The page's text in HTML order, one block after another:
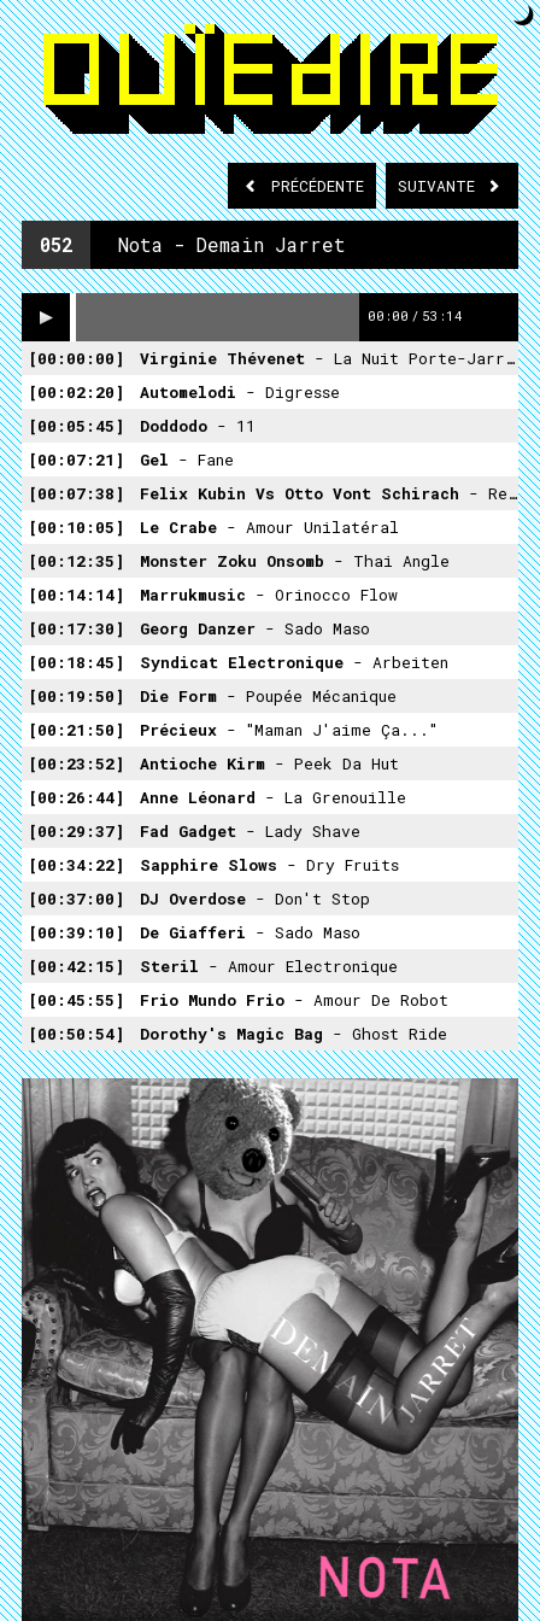
PRÉCÉDENTE SUIVANTE
052 Nota - Demain Jarret
00:00 / 53:14
00:00:00 Virginie Thévenet - La Nuit Porte-Jarretelles
00:02:20
Automelodi - Digresse
00:05:45
Doddodo - 11
00:07:21
Gel - Fane
00:07:38
Felix Kubin Vs Otto Vont Schirach - Renate
00:10:05
Le Crabe - Amour Unilatéral
00:12:35
Monster Zoku Onsomb - Thai Angle
00:14:14
Marrukmusic - Orinocco Flow
00:17:30
Georg Danzer - Sado Maso
00:18:45
Syndicat Electronique - Arbeiten
00:19:50
Die Form - Poupée Mécanique
00:21:50
Précieux - "Maman J'aime Ça..."
00:23:52
Antioche Kirm - Peek Da Hut
00:26:44
Anne Léonard - La Grenouille
00:29:37
Fad Gadget - Lady Shave
00:34:22
Sapphire Slows - Dry Fruits
00:37:00
DJ Overdose - Don't Stop
00:39:10
De Giafferi - Sado Maso
00:42:15
Steril - Amour Electronique
00:45:55
Frio Mundo Frio - Amour De Robot
00:50:54
Dorothy's Magic Bag - Ghost Ride